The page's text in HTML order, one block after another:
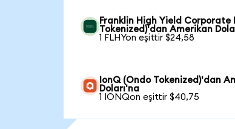
Franklin High Yield Corporate
Tokenized)'dan Amerikan
1 FLHYon eşittir $24,58
IonQ (Ondo Tokenized)'dan
Doları'na
1 IONQon eşittir $40,75